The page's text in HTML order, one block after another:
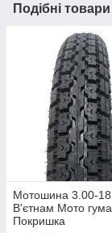
Подібні
Мотошина 3.00-
В'єтнам Мото гума
Покришка